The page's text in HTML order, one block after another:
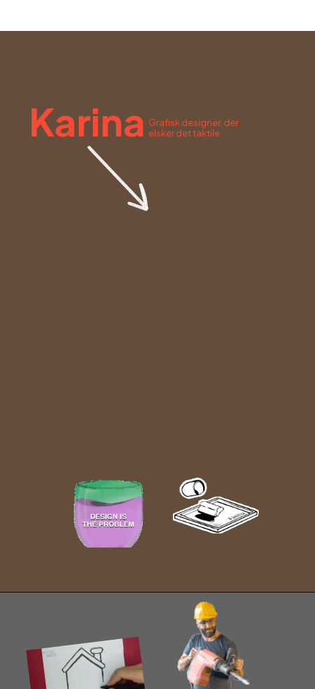
Karina Grafisk designer, der
elsker det taktile